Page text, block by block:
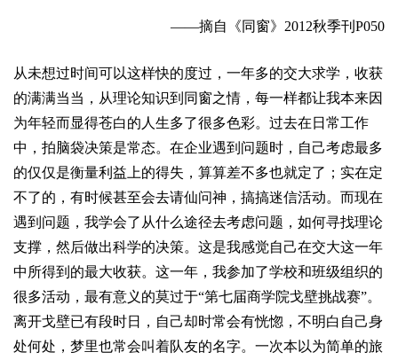
——摘自《同窗》2012秋季刊P050
从未想过时间可以这样快的度过，一年多的交大求学，收获
的满满当当，从理论知识到同窗之情，每一样都让我本来因
为年轻而显得苍白的人生多了很多色彩。过去在日常工作
中，拍脑袋决策是常态。在企业遇到问题时，自己考虑最多
的仅仅是衡量利益上的得失，算算差不多也就定了；实在定
不了的，有时候甚至会去请仙问神，搞搞迷信活动。而现在
遇到问题，我学会了从什么途径去考虑问题，如何寻找理论
支撑，然后做出科学的决策。这是我感觉自己在交大这一年
中所得到的最大收获。这一年，我参加了学校和班级组织的
很多活动，最有意义的莫过于“第七届商学院戈壁挑战赛”。
离开戈壁已有段时日，自己却时常会有恍惚，不明白自己身
处何处，梦里也常会叫着队友的名字。一次本以为简单的旅